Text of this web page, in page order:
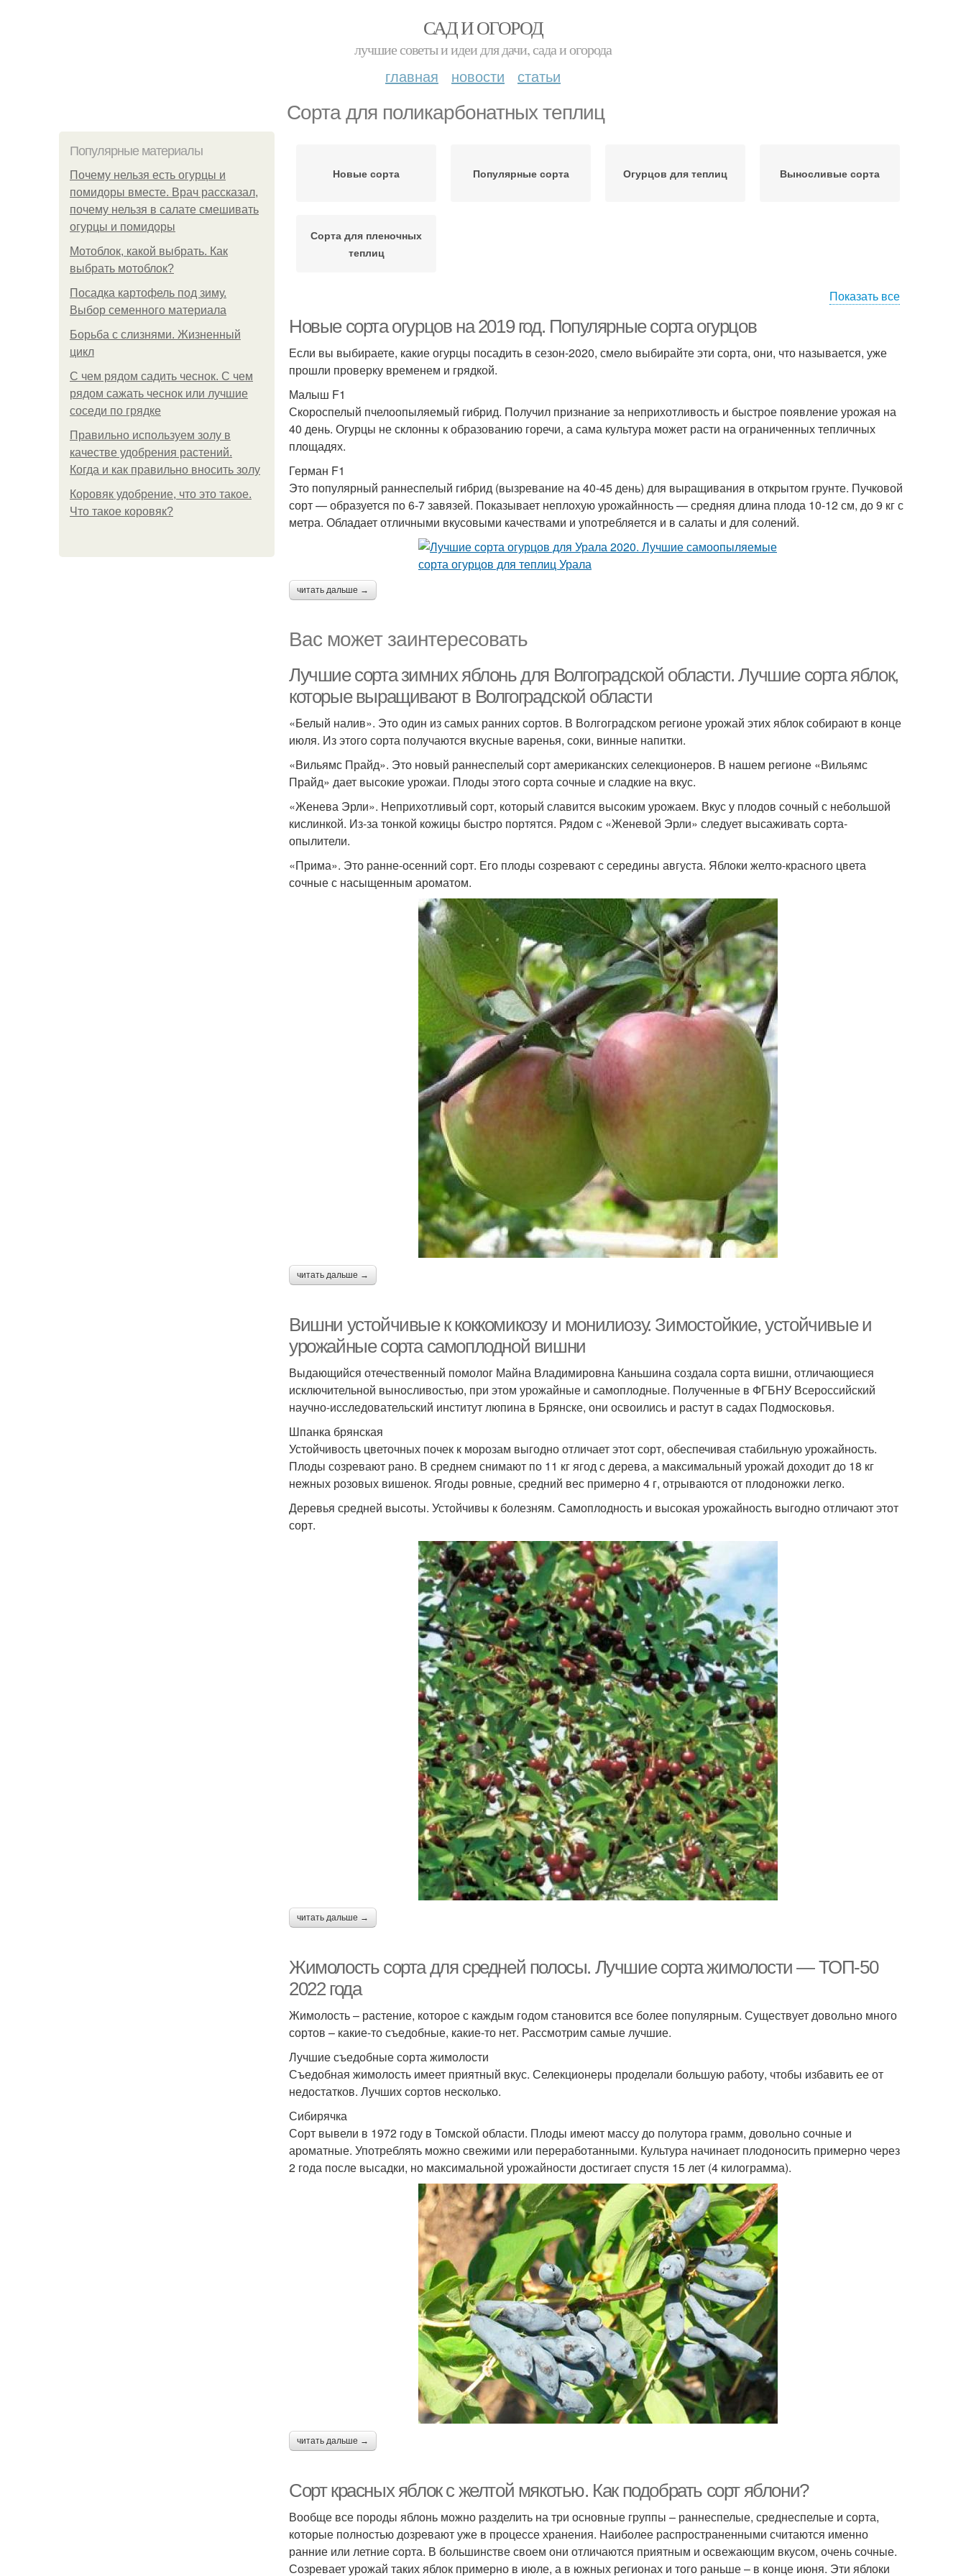
САД И ОГОРОД
лучшие советы и идеи для дачи, сада и огорода
главная новости статьи
Сорта для поликарбонатных теплиц
Популярные материалы
Почему нельзя есть огурцы и
помидоры вместе. Врач рассказал,
почему нельзя в салате смешивать
огурцы и помидоры
Мотоблок, какой выбрать. Как
выбрать мотоблок?
Посадка картофель под зиму.
Выбор семенного материала
Борьба с слизнями. Жизненный
цикл
С чем рядом садить чеснок. С чем
рядом сажать чеснок или лучшие
соседи по грядке
Правильно используем золу в
качестве удобрения растений.
Когда и как правильно вносить золу
Коровяк удобрение, что это такое.
Что такое коровяк?
Новые сорта Популярные сорта Огурцов для теплиц Выносливые сорта
Сорта для пленочных
теплиц
Показать все
Новые сорта огурцов на 2019 год. Популярные сорта огурцов
Если вы выбираете, какие огурцы посадить в сезон-2020, смело выбирайте эти сорта, они, что называется, уже
прошли проверку временем и грядкой.
Малыш F1
Скороспелый пчелоопыляемый гибрид. Получил признание за неприхотливость и быстрое появление урожая на
40 день. Огурцы не склонны к образованию горечи, а сама культура может расти на ограниченных тепличных
площадях.
Герман F1
Это популярный раннеспелый гибрид (вызревание на 40-45 день) для выращивания в открытом грунте. Пучковой
сорт — образуется по 6-7 завязей. Показывает неплохую урожайнность — средняя длина плода 10-12 см, до 9 кг с
метра. Обладает отличными вкусовыми качествами и употребляется и в салаты и для солений.
читать дальше →
Вас может заинтересовать
Лучшие сорта зимних яблонь для Волгоградской области. Лучшие сорта яблок,
которые выращивают в Волгоградской области
«Белый налив». Это один из самых ранних сортов. В Волгоградском регионе урожай этих яблок собирают в конце
июля. Из этого сорта получаются вкусные варенья, соки, винные напитки.
«Вильямс Прайд». Это новый раннеспелый сорт американских селекционеров. В нашем регионе «Вильямс
Прайд» дает высокие урожаи. Плоды этого сорта сочные и сладкие на вкус.
«Женева Эрли». Неприхотливый сорт, который славится высоким урожаем. Вкус у плодов сочный с небольшой
кислинкой. Из-за тонкой кожицы быстро портятся. Рядом с «Женевой Эрли» следует высаживать сорта-
опылители.
«Прима». Это ранне-осенний сорт. Его плоды созревают с середины августа. Яблоки желто-красного цвета
сочные с насыщенным ароматом.
читать дальше →
Вишни устойчивые к коккомикозу и монилиозу. Зимостойкие, устойчивые и
урожайные сорта самоплодной вишни
Выдающийся отечественный помолог Майна Владимировна Каньшина создала сорта вишни, отличающиеся
исключительной выносливостью, при этом урожайные и самоплодные. Полученные в ФГБНУ Всероссийский
научно-исследовательский институт люпина в Брянске, они освоились и растут в садах Подмосковья.
Шпанка брянская
Устойчивость цветочных почек к морозам выгодно отличает этот сорт, обеспечивая стабильную урожайность.
Плоды созревают рано. В среднем снимают по 11 кг ягод с дерева, а максимальный урожай доходит до 18 кг
нежных розовых вишенок. Ягоды ровные, средний вес примерно 4 г, отрываются от плодоножки легко.
Деревья средней высоты. Устойчивы к болезням. Самоплодность и высокая урожайность выгодно отличают этот
сорт.
читать дальше →
Жимолость сорта для средней полосы. Лучшие сорта жимолости — ТОП-50
2022 года
Жимолость – растение, которое с каждым годом становится все более популярным. Существует довольно много
сортов – какие-то съедобные, какие-то нет. Рассмотрим самые лучшие.
Лучшие съедобные сорта жимолости
Съедобная жимолость имеет приятный вкус. Селекционеры проделали большую работу, чтобы избавить ее от
недостатков. Лучших сортов несколько.
Сибирячка
Сорт вывели в 1972 году в Томской области. Плоды имеют массу до полутора грамм, довольно сочные и
ароматные. Употреблять можно свежими или переработанными. Культура начинает плодоносить примерно через
2 года после высадки, но максимальной урожайности достигает спустя 15 лет (4 килограмма).
читать дальше →
Сорт красных яблок с желтой мякотью. Как подобрать сорт яблони?
Вообще все породы яблонь можно разделить на три основные группы – раннеспелые, среднеспелые и сорта,
которые полностью дозревают уже в процессе хранения. Наиболее распространенными считаются именно
ранние или летние сорта. В большинстве своем они отличаются приятным и освежающим вкусом, очень сочные.
Созревает урожай таких яблок примерно в июле, а в южных регионах и того раньше – в конце июня. Эти яблоки